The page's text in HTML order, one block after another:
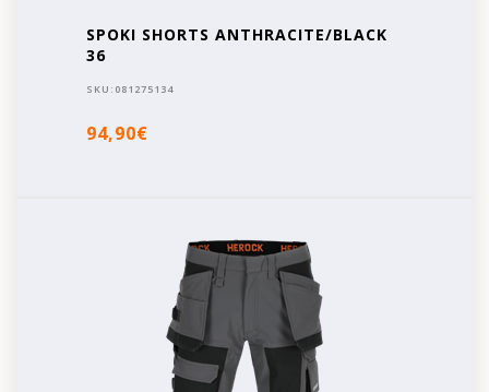
SPOKI SHORTS ANTHRACITE/BLACK
36
SKU: 081275134
94,90€